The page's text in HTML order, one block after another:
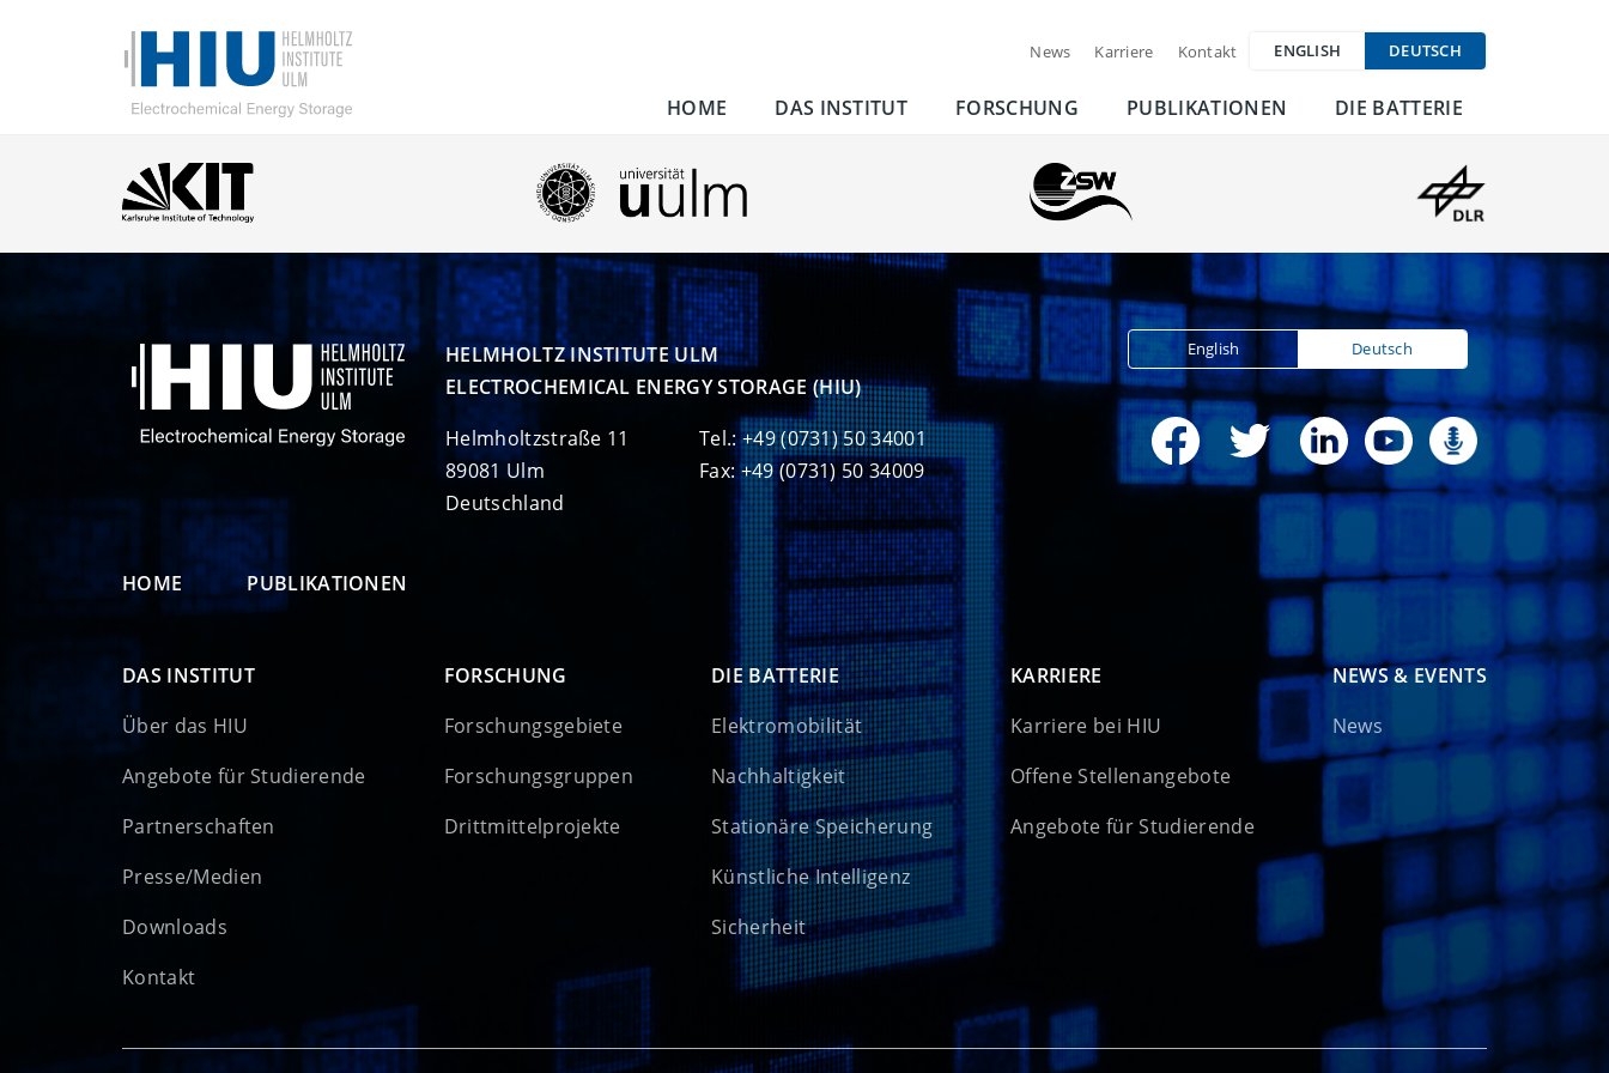
News Karriere Kontakt ENGLISH DEUTSCH
HOME DAS INSTITUT FORSCHUNG PUBLIKATIONEN DIE BATTERIE
HELMHOLTZ INSTITUTE ULM
ELECTROCHEMICAL ENERGY STORAGE (HIU)
Helmholtzstraße 11
89081 Ulm
Deutschland
Tel.: +49 (0731) 50 34001
Fax: +49 (0731) 50 34009
English Deutsch
HOME PUBLIKATIONEN
DAS INSTITUT
Über das HIU
Angebote für Studierende
Partnerschaften
Presse/Medien
Downloads
Kontakt
FORSCHUNG
Forschungsgebiete
Forschungsgruppen
Drittmittelprojekte
DIE BATTERIE
Elektromobilität
Nachhaltigkeit
Stationäre Speicherung
Künstliche Intelligenz
Sicherheit
KARRIERE
Karriere bei HIU
Offene Stellenangebote
Angebote für Studierende
NEWS & EVENTS
News